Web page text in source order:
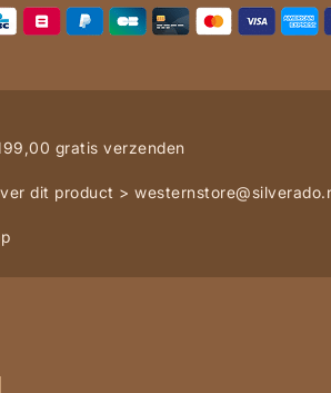
gratis verzenden
dit product >